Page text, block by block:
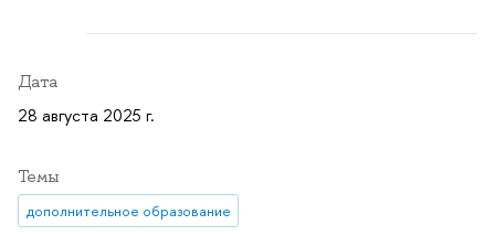
Дата
28 августа 2025 г.
Темы
дополнительное образование